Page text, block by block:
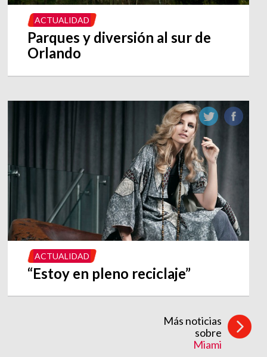
ACTUALIDAD
Parques y diversión al sur de
Orlando
ACTUALIDAD
“Estoy en pleno reciclaje”
Más noticias
sobre
Miami